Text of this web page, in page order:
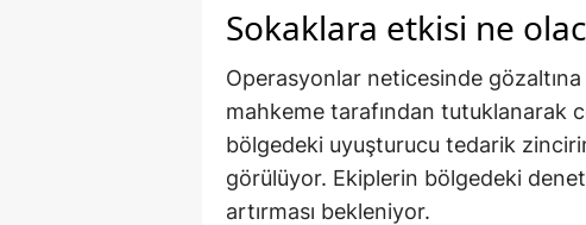
Sokaklara etkisi ne
Operasyonlar neticesinde gözaltına
mahkeme tarafından tutuklanarak
bölgedeki uyuşturucu tedarik
görülüyor. Ekiplerin bölgedeki
artırması bekleniyor.